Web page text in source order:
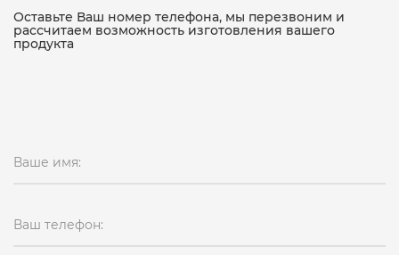
15кч18п чугунный
15кч18п чугунный муфтовый
15кч19п ду32 ру16
Оставьте Ваш номер телефона, мы перезвоним и
рассчитаем возможность изготовления вашего
продукта
Ваше имя:
Ваш телефон: